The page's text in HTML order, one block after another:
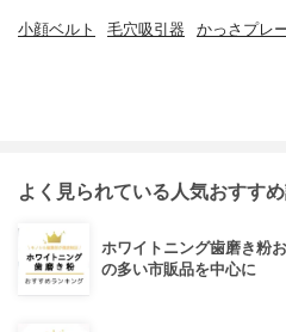
小顔ベルト 毛穴吸引器 かっさプレ
よく見られている人気おすす
ホワイトニング歯磨き粉
の多い市販品を中心に